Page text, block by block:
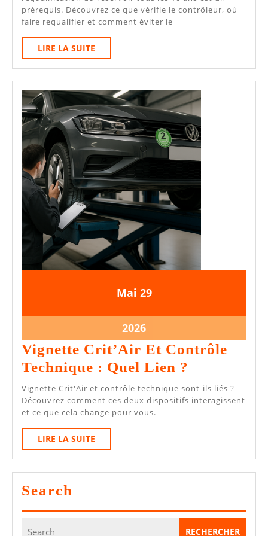
Car
:
Requalification,
Délais
Et
Centres
Agréés
prérequis. Découvrez ce que vérifie le contrôleur, où
faire requalifier et comment éviter le
LIRE LA SUITE
LA
SUITE
Mai29
2026
2929
202629
mai
2026
Vignette Crit’Air Et Contrôle
Technique : Quel Lien ?
Crit’Air
Et
:
Quel
?
Vignette Crit'Air et contrôle technique sont-ils liés ?
Découvrez comment ces deux dispositifs interagissent
et ce que cela change pour vous.
LIRE LA SUITE
LA
Search